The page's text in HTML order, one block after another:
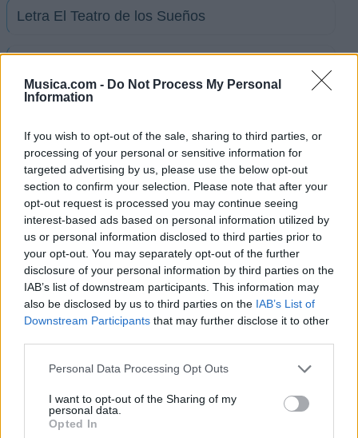
Musica.com - Do Not Process My Personal
Information
If you wish to opt-out of the sale, sharing to third parties, or
processing of your personal or sensitive information for
targeted advertising by us, please use the below opt-out
section to confirm your selection. Please note that after your
opt-out request is processed you may continue seeing
interest-based ads based on personal information utilized by
us or personal information disclosed to third parties prior to
your opt-out. You may separately opt-out of the further
disclosure of your personal information by third parties on the
IAB’s list of downstream participants. This information may
also be disclosed by us to third parties on the IAB’s List of
Downstream Participants that may further disclose it to other
Personal Data Processing Opt Outs
I want to opt-out of the Sharing of my
personal data.
Opted In
Letra El Teatro de los Sueños
Letra Vuela
Letra Estrella Fugaz
Letra Un Mar de Besos
+ Letras de Bombai
Ranking de Bombai
Bombaino está entre los 500 artistas más